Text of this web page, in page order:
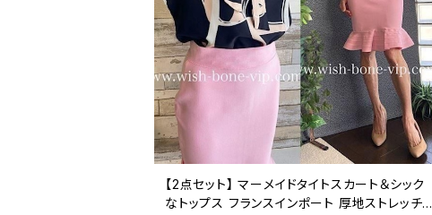
【2点セット】 マーメイドタイトスカート＆シック
なトップス フランスインポート 厚地ストレッチ